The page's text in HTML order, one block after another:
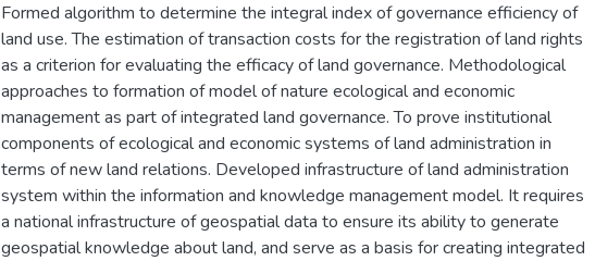
Formed algorithm to determine the integral index of governance efficiency of
land use. The estimation of transaction costs for the registration of land rights
as a criterion for evaluating the efficacy of land governance. Methodological
approaches to formation of model of nature ecological and economic
management as part of integrated land governance. To prove institutional
components of ecological and economic systems of land administration in
terms of new land relations. Developed infrastructure of land administration
system within the information and knowledge management model. It requires
a national infrastructure of geospatial data to ensure its ability to generate
geospatial knowledge about land, and serve as a basis for creating integrated